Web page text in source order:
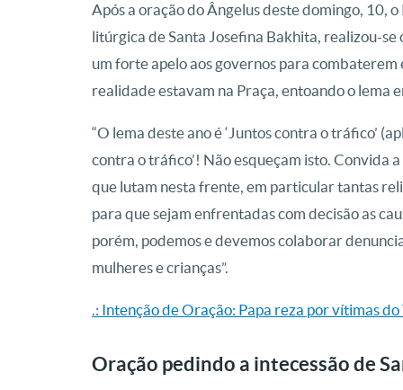
Após a oração do Ângelus deste domingo, 10,
litúrgica de Santa Josefina Bakhita, realizou-se
um forte apelo aos governos para
realidade estavam na Praça, entoando o lema
“O lema deste ano é ‘Juntos contra o tráfico’
contra o tráfico’! Não esqueçam isto. Convida
que lutam nesta frente, em particular tantas
para que sejam enfrentadas com decisão as
porém, podemos e devemos colaborar
mulheres e crianças”.
.: Intenção de Oração: Papa reza por vítimas do
Oração pedindo a intecessão de